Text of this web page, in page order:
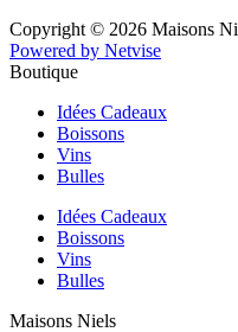
Copyright © 2026 Maisons
Powered by Netvise
Boutique
Idées Cadeaux
Boissons
Vins
Bulles
Idées Cadeaux
Boissons
Vins
Bulles
Maisons Niels